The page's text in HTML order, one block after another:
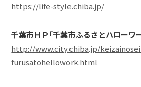
https://life-style.chiba.jp/
千葉市ＨＰ「千葉市ふるさとハローワ
http://www.city.chiba.jp/
furusatohellowork.html